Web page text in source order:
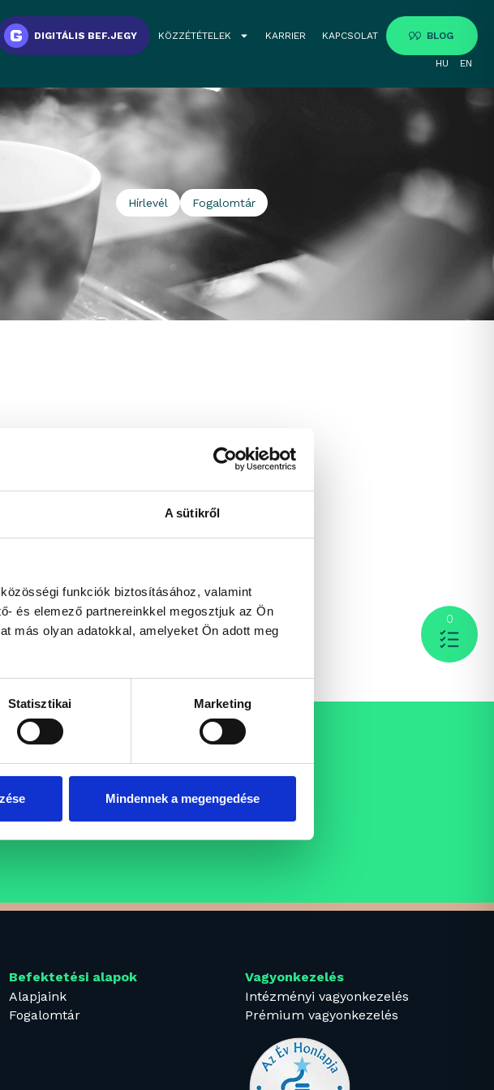
A sütikről
funkciók biztosításához, valamint
és elemező partnereinkkel megosztjuk az Ön
más olyan adatokkal, amelyeket Ön adott meg
Statisztikai Marketing
Mindennek a megengedése
DIGITÁLIS BEF.JEGY KÖZZÉTÉTELEK KARRIER KAPCSOLAT BLOG
HU EN
Hírlevél Fogalomtár
Befektetési alapok
Alapjaink
Fogalomtár
Vagyonkezelés
Intézményi vagyonkezelés
Prémium vagyonkezelés
0